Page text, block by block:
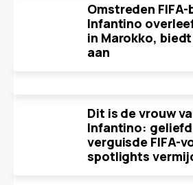
Omstreden FIFA-
Infantino
in Marokko,
aan
Dit is de vrouw
Infantino:
verguisde FIFA-
spotlights